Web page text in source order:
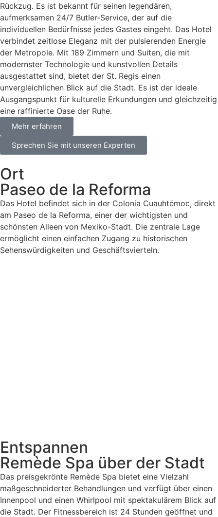
Rückzug. Es ist bekannt für seinen legendären,
aufmerksamen 24/7 Butler-Service, der auf die
individuellen Bedürfnisse jedes Gastes eingeht. Das Hotel
verbindet zeitlose Eleganz mit der pulsierenden Energie
der Metropole. Mit 189 Zimmern und Suiten, die mit
modernster Technologie und kunstvollen Details
ausgestattet sind, bietet der St. Regis einen
unvergleichlichen Blick auf die Stadt. Es ist der ideale
Ausgangspunkt für kulturelle Erkundungen und gleichzeitig
eine raffinierte Oase der Ruhe.
Mehr erfahren
Sprechen Sie mit unseren Experten
Ort
Paseo de la Reforma
Das Hotel befindet sich in der Colonia Cuauhtémoc, direkt
am Paseo de la Reforma, einer der wichtigsten und
schönsten Alleen von Mexiko-Stadt. Die zentrale Lage
ermöglicht einen einfachen Zugang zu historischen
Sehenswürdigkeiten und Geschäftsvierteln.
Entspannen
Remède Spa über der Stadt
Das preisgekrönte Remède Spa bietet eine Vielzahl
maßgeschneiderter Behandlungen und verfügt über einen
Innenpool und einen Whirlpool mit spektakulärem Blick auf
die Stadt. Der Fitnessbereich ist 24 Stunden geöffnet und